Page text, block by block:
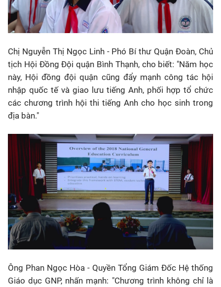
Chị Nguyễn Thị Ngọc Linh - Phó Bí thư Quận Đoàn, Chủ
tịch Hội Đồng Đội quận Bình Thạnh, cho biết: "Năm học
này, Hội đồng đội quận cũng đẩy mạnh công tác hội
nhập quốc tế và giao lưu tiếng Anh, phối hợp tổ chức
các chương trình hội thi tiếng Anh cho học sinh trong
địa bàn."
Ông Phan Ngọc Hòa - Quyền Tổng Giám Đốc Hệ thống
Giáo dục GNP, nhấn mạnh: "Chương trình không chỉ là